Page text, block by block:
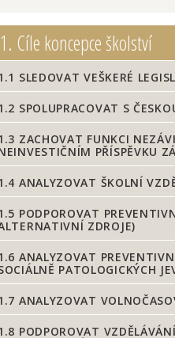
1. Cíle koncepce školství
SLEDOVAT VEŠKERÉ
SPOLUPRACOVAT S
ZACHOVAT FUNKCI
PŘÍSPĚVKU
ANALYZOVAT ŠKOLNÍ
PODPOROVAT
ZDROJE)
ANALYZOVAT
PATOLOGICKÝCH
ANALYZOVAT
PODPOROVAT